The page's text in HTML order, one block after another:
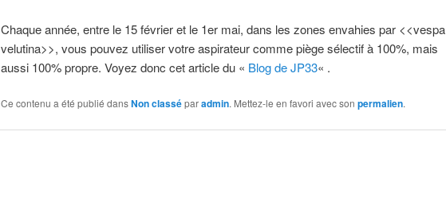
Chaque année, entre le 15 février et le 1er mai, dans les zones envahies par <<vespa
velutina>>, vous pouvez utiliser votre aspirateur comme piège sélectif à 100%, mais
aussi 100% propre. Voyez donc cet article du « Blog de JP33« .
Ce contenu a été publié dansNon classéparadmin. Mettez-le en favori avec son permalien.